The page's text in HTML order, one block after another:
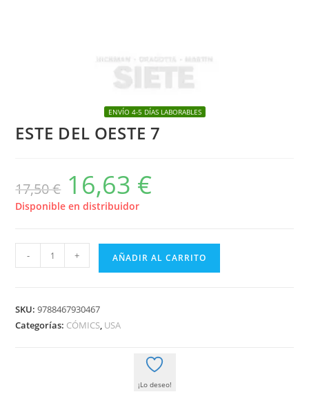
ENVÍO 4-5 DÍAS LABORABLES
ESTE DEL OESTE 7
17,50€
El
precio
original
era:
16,63 €
Disponible en distribuidor
DEL
cantidad
- + AÑADIR AL CARRITO
SKU:9788467930467
Categorías: CÓMICS, USA
¡Lo deseo!